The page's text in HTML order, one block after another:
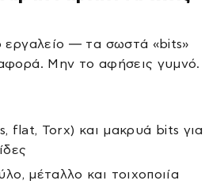
εργαλείο — τα σωστά «bits»
Μην το αφήσεις γυμνό.
flat, Torx) και μακρυά bits για
μέταλλο και τοιχοποιία